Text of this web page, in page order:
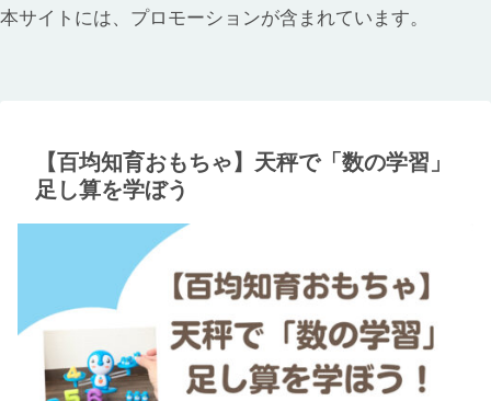
本サイトには、プロモーションが含まれています。
【百均知育おもちゃ】天秤で「数の学習」
足し算を学ぼう